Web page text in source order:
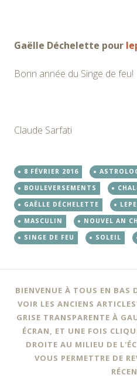
Gaëlle Déchelette pour
Bonn année du Singe de feu!
Claude Sarfati
8 FÉVRIER 2016
BOULEVERSEMENTS
GAËLLE DÉCHELETTE
MASCULIN
NOUVEL AN
SINGE DE FEU
SOLEIL
BIENVENUE À TOUS EN BAS
VOIR LES ANCIENS
GRISE TRANSPARENTE À
ÉCRAN, ET UNE FOIS
DROITE AU MILIEU DE
VOUS PERMETTRE DE